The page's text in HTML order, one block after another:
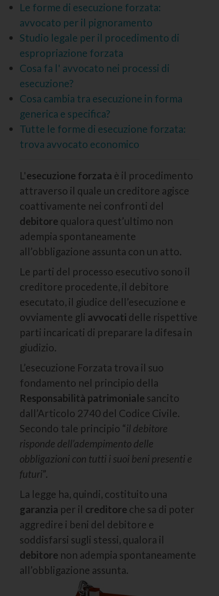
Le forme di esecuzione forzata:
avvocato per il pignoramento
Studio legale per il procedimento di
espropriazione forzata
Cosa fa l' avvocato nei processi di
esecuzione?
Cosa cambia tra esecuzione in forma
generica e specifica?
Tutte le forme di esecuzione forzata:
trova avvocato economico
L'esecuzione forzata è il procedimento
attraverso il quale un creditore agisce
coattivamente nei confronti del
debitore qualora quest’ultimo non
adempia spontaneamente
all’obbligazione assunta con un atto.
Le parti del processo esecutivo sono il
creditore procedente, il debitore
esecutato, il giudice dell’esecuzione e
ovviamente gli avvocati delle rispettive
parti incaricati di preparare la difesa in
giudizio.
L’esecuzione Forzata trova il suo
fondamento nel principio della
Responsabilità patrimoniale sancito
dall’Articolo 2740 del Codice Civile.
Secondo tale principio “il debitore
risponde dell’adempimento delle
obbligazioni con tutti i suoi beni presenti e
futuri”.
La legge ha, quindi, costituito una
garanzia per il creditore che sa di poter
aggredire i beni del debitore e
soddisfarsi sugli stessi, qualora il
debitore non adempia spontaneamente
all’obbligazione assunta.